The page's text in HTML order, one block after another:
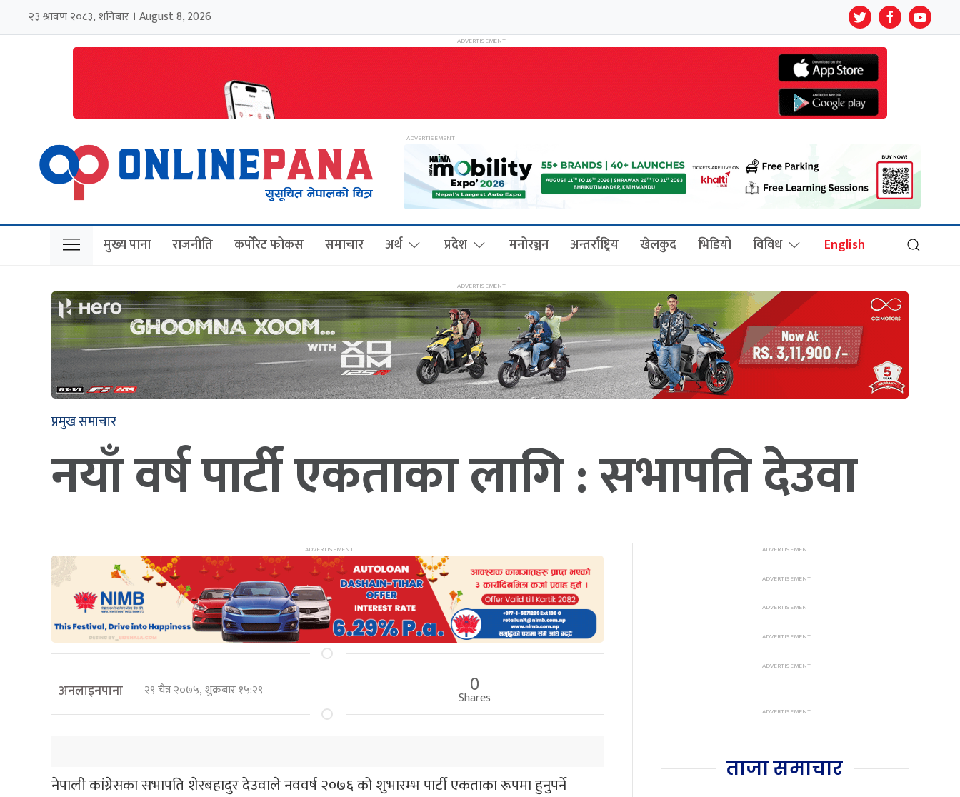
२३ श्रावण २०८३, शनिबार । August 8, 2026
मुख्य पाना राजनीति कर्पोरेट फोकस समाचार अर्थ प्रदेश मनोरञ्जन अन्तर्राष्ट्रिय खेलकुद भिडियो विविध English
प्रमुख समाचार
नयाँ वर्ष पार्टी एकताका लागि : सभापति देउवा
अनलाइनपाना २९ चैत्र २०७५, शुक्रबार १५:२९ 0
Shares
नेपाली कांग्रेसका सभापति शेरबहादुर देउवाले नववर्ष २०७६ को शुभारम्भ पार्टी एकताका रूपमा हुनुपर्ने
ताजा समाचार